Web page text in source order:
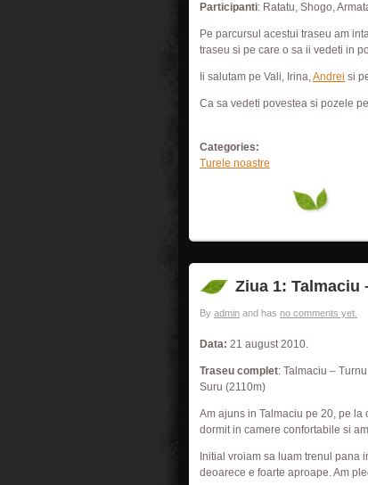
Participanti: Ratatu, Shogo,
Pe parcursul acestui traseu am
traseu si pe care o sa ii vedeti in
Ii salutam pe Vali, Irina,Andrei si
Ca sa vedeti povestea si pozele
Categories:
Turele noastre
Ziua 1: Talmaciu
By admin and has no comments yet.
Data: 21 august 2010.
Traseu complet: Talmaciu –
Suru (2110m)
Am ajuns in Talmaciu pe 20, pe
dormit in camere confortabile si
Initial vroiam sa luam trenul pana
deoarece e foarte aproape. Am